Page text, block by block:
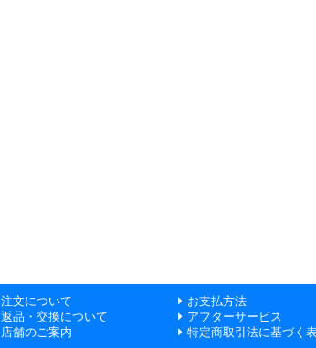
注文について
お支払方法
返品・交換について
アフターサービス
店舗のご案内
特定商取引法に基づく